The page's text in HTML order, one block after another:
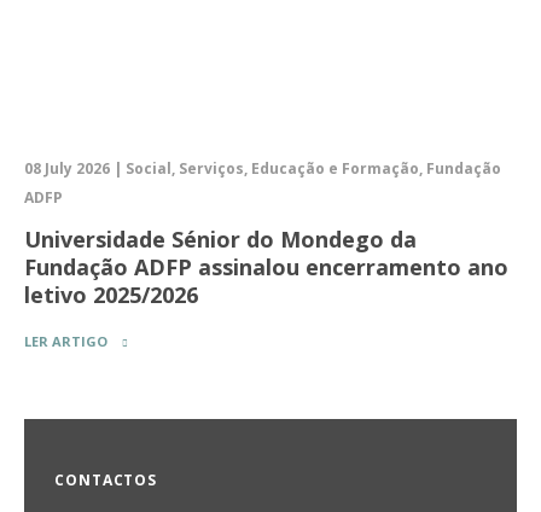
08 July 2026 | Social, Serviços, Educação e Formação, Fundação
ADFP
Universidade Sénior do Mondego da
Fundação ADFP assinalou encerramento ano
letivo 2025/2026
LER ARTIGO
CONTACTOS